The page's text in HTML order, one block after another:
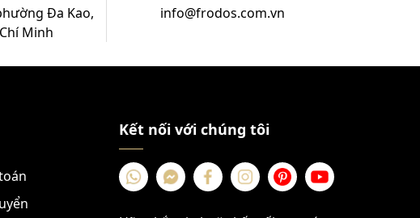
Đa Kao,
Minh
info@frodos.com.vn
Kết nối với chúng tôi